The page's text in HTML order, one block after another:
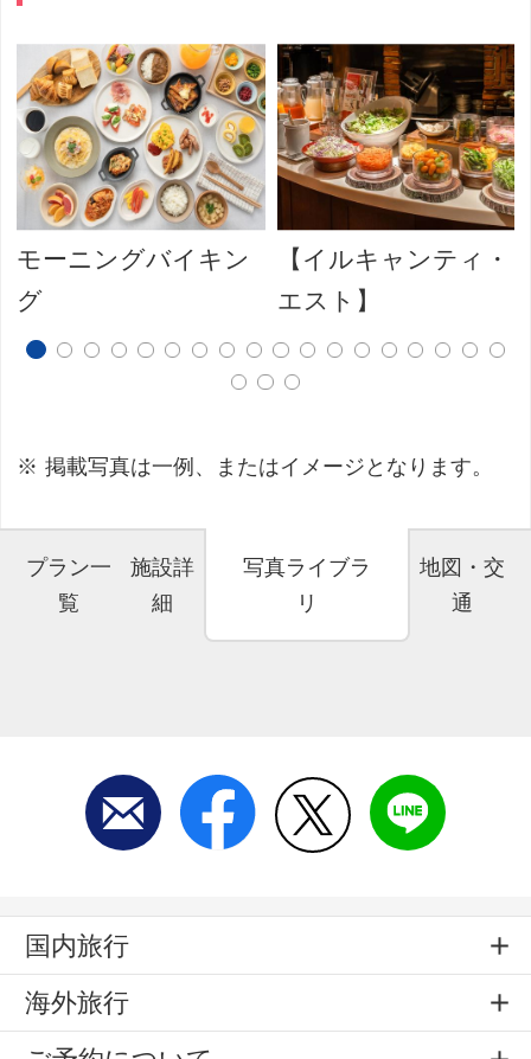
モーニングバイキン
グ
【イルキャンティ・
エスト】
掲載写真は一例、またはイメージとなります。
プラン一
覧
施設詳
細
写真ライブラ
リ
地図・交
通
国内旅行
海外旅行